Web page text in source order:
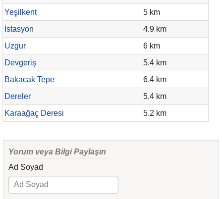
Yeşilkent
5 km
İstasyon
4.9 km
Uzgur
6 km
Devgeriş
5.4 km
Bakacak Tepe
6.4 km
Dereler
5.4 km
Karaağaç Deresi
5.2 km
Yorum veya Bilgi Paylaşın
Ad Soyad